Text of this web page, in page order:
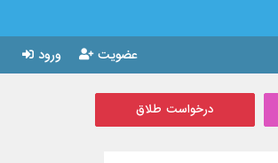
ورود عضویت
درخواست طلاق